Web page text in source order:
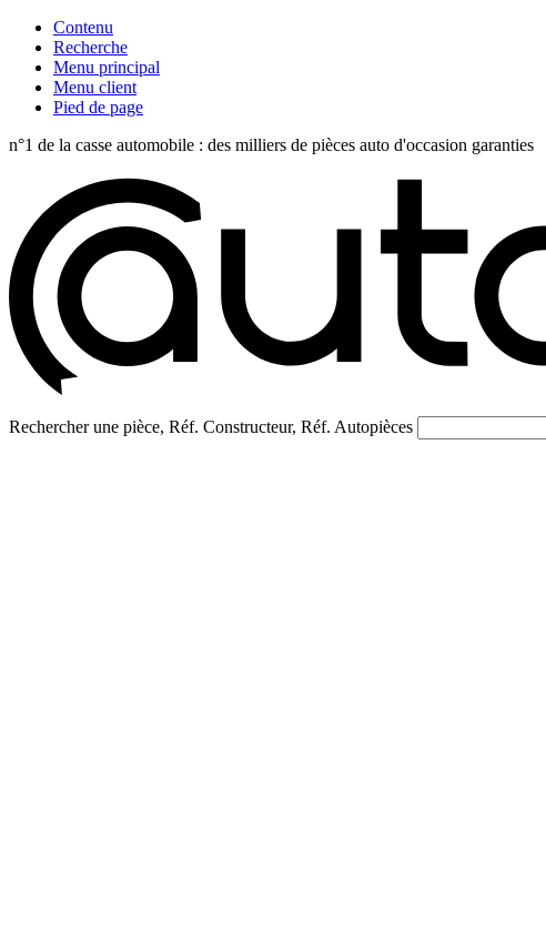
Contenu
Recherche
Menu principal
Menu client
Pied de page
n°1 de la casse automobile : des milliers de pièces auto d'occasion
Rechercher une pièce, Réf. Constructeur, Réf. Autopièces